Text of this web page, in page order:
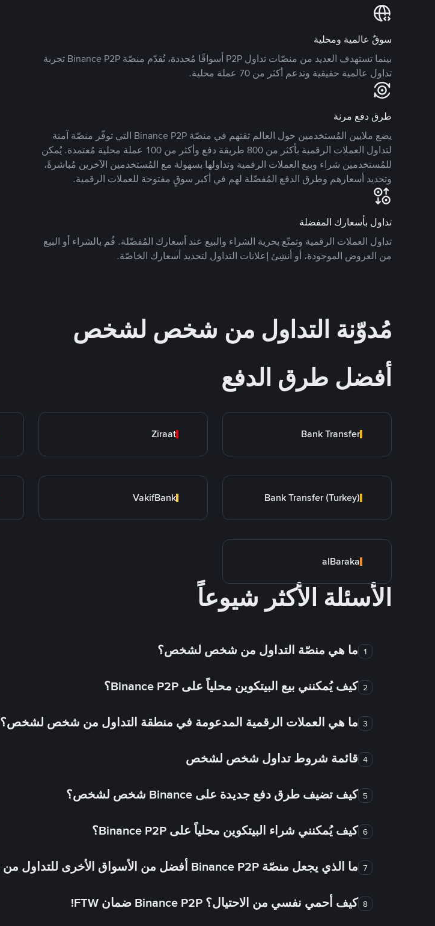
سوقٌ عالمية ومحلية
بينما تستهدف العديد من منصّات تداول P2P أسواقًا مُحددة، تُقدّم منصّة Binance P2P تجربة
تداول عالمية حقيقية وتدعم أكثر من 70 عملة محلية.
طرق دفع مرنة
يضع ملايين المُستخدمين حول العالم ثقتهم في منصّة Binance P2P التي توفّر منصّة آمنة
لتداول العملات الرقمية بأكثر من 800 طريقة دفع وأكثر من 100 عملة محلية مُعتمدة. يُمكن
للمُستخدمين شراء وبيع العملات الرقمية وتداولها بسهولة مع المُستخدمين الآخرين مُباشرةً،
وتحديد أسعارهم وطرق الدفع المُفضّلة لهم في أكبر سوقٍ مفتوحة للعملات الرقمية.
تداول بأسعارك المفضلة
تداول العملات الرقمية وتمتّع بحرية الشراء والبيع عند أسعارك المُفضّلة. قُم بالشراء أو البيع
من العروض الموجودة، أو أنشِئ إعلانات التداول لتحديد أسعارك الخاصّة.
مُدوّنة التداول من شخص لشخص
أفضل طرق الدفع
Bank Transfer
Ziraat
Bank Transfer (Turkey)
VakifBank
alBaraka
الأسئلة الأكثر شيوعاً
1 ما هي منصّة التداول من شخص لشخص؟
2 كيف يُمكنني بيع البيتكوين محلياً على Binance P2P؟
3 ما هي العملات الرقمية المدعومة في منطقة التداول من شخص لشخص؟
4 قائمة شروط تداول شخص لشخص
5 كيف تضيف طرق دفع جديدة على Binance شخص لشخص؟
6 كيف يُمكنني شراء البيتكوين محلياً على Binance P2P؟
7 ما الذي يجعل منصّة Binance P2P أفضل من الأسواق الأخرى للتداول من شخص لشخص؟
8 كيف أحمي نفسي من الاحتيال؟ Binance P2P ضمان FTW!